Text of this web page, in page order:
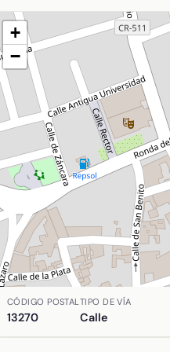
+
−
Ubicación de Pintor Juan
CÓDIGO POSTAL
13270
TIPO DE VÍA
Calle